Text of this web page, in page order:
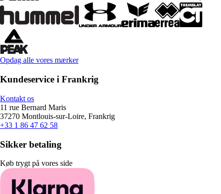
Opdag alle vores mærker
Kundeservice i Frankrig
Kontakt os
11 rue Bernard Maris
37270 Montlouis-sur-Loire, Frankrig
+33 1 86 47 62 58
Sikker betaling
Køb trygt på vores side